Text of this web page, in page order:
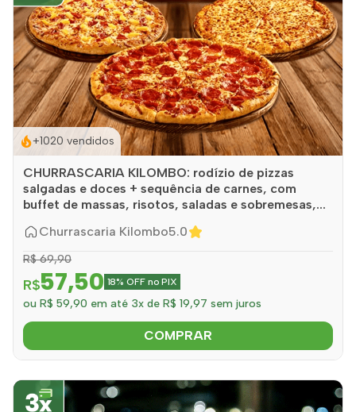
+1020 vendidos
CHURRASCARIA KILOMBO: rodízio de pizzas
salgadas e doces + sequência de carnes, com
buffet de massas, risotos, saladas e sobremesas,...
Churrascaria Kilombo5.0
R$ 69,90
R$57,50 18% OFF no PIX
ou R$ 59,90 em até 3x de R$ 19,97 sem juros
COMPRAR